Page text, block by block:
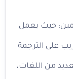
حيث يعمل
على الترجمة
من اللغات،